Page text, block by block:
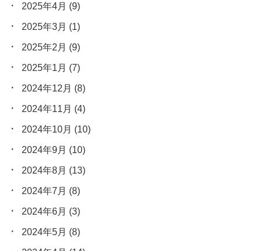
2025年4月 (9)
2025年3月 (1)
2025年2月 (9)
2025年1月 (7)
2024年12月 (8)
2024年11月 (4)
2024年10月 (10)
2024年9月 (10)
2024年8月 (13)
2024年7月 (8)
2024年6月 (3)
2024年5月 (8)